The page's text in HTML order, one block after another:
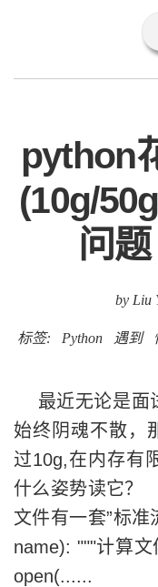
python
(10g/
问题
by Liu
标签: Python 遇到
最近无论是面
始终阴魂不散，
过10g,在内存有
什么姿势读它
文件有一套”标
name): """计算
open(......